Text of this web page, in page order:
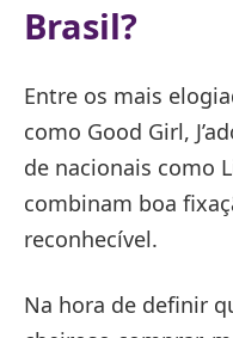
Brasil?
Entre os mais
como Good Girl,
de nacionais como
combinam boa
reconhecível.
Na hora de definir